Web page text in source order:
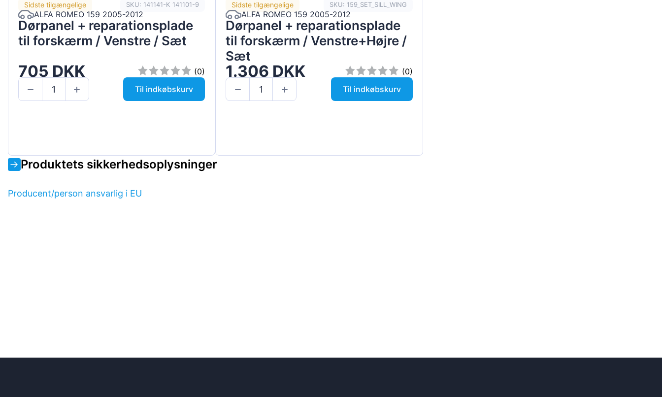
Sidste tilgængelige SKU: 141141-K 141101-9
ALFA ROMEO 159 2005-2012
Dørpanel + reparationsplade
til forskærm / Venstre / Sæt
705 DKK
(0)
Til indkøbskurv
Sidste tilgængelige SKU: 159_SET_SILL_WING
ALFA ROMEO 159 2005-2012
Dørpanel + reparationsplade
til forskærm / Venstre+Højre /
Sæt
1.306 DKK
(0)
Til indkøbskurv
Produktets sikkerhedsoplysninger
Producent/person ansvarlig i EU